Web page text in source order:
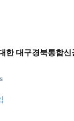
한 대구경북통합